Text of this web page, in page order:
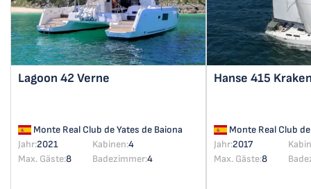
Lagoon 42 Verne
Monte Real Club de Yates de Baiona
Jahr:2021 Kabinen:4
Max. Gäste:8 Badezimmer:4
Hanse 415
Monte Real Club
Jahr:2017
Max. Gäste:8